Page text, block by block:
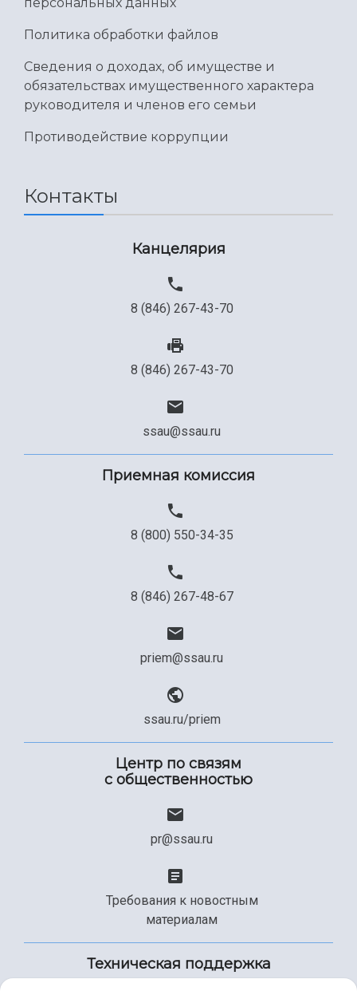
Политика обработки файлов
Сведения о доходах, об имуществе и
обязательствах имущественного характера
руководителя и членов его семьи
Противодействие коррупции
Контакты
Канцелярия
8 (846) 267-43-70
8 (846) 267-43-70
ssau@ssau.ru
Приемная комиссия
8 (800) 550-34-35
8 (846) 267-48-67
priem@ssau.ru
ssau.ru/priem
Центр по связям
с общественностью
pr@ssau.ru
Требования к новостным
материалам
Техническая поддержка